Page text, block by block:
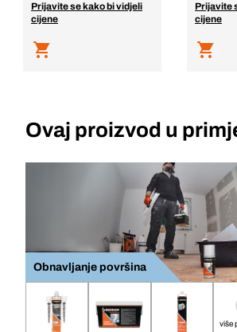
Prijavite se kako bi vidjeli
cijene
Prijavite
cijene
Ovaj proizvod u
Obnavljanje površina
više